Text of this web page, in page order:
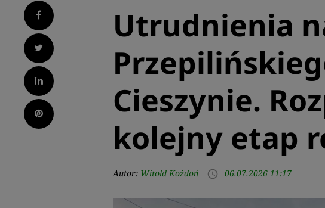
Facebook
Twitter
LinkedIn
Pinterest
Utrudnienia
Cieszynie.
kolejny etap
Autor: Witold Kożdoń access_time 06.07.2026 11:17